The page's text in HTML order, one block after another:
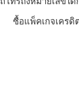
ซื้อแพ็คเกจเครดิ